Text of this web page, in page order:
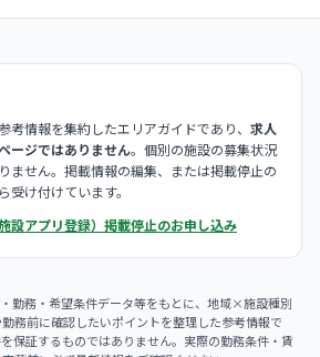
考情報を集約したエリアガイドであり、 求人
ージではありません。個別の施設の募集状況
ません。掲載情報の編集、または掲載停止の
受け付けています。
設アプリ登録） 掲載停止のお申し込み
勤務・希望条件データ等をもとに、地域×施設種別
務前に確認したいポイントを整理した参考情報で
保証するものではありません。実際の勤務条件・賃